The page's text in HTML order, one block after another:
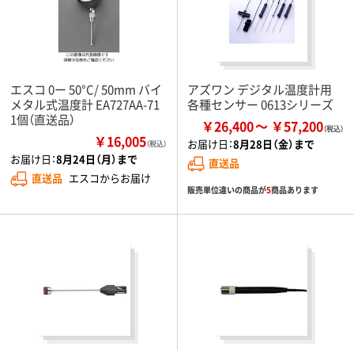
エスコ 0ー 50°C/ 50mm バイ
メタル式温度計 EA727AA-71
1個（直送品）
￥16,005（税込）
お届け日：8月24日（月）まで
直送品 エスコからお届け
アズワン デジタル温度計用
各種センサー 0613シリーズ
￥26,400 ￥57,200
お届け日：8月28日（金）まで
直送品
販売単位違いの商品が5商品あります